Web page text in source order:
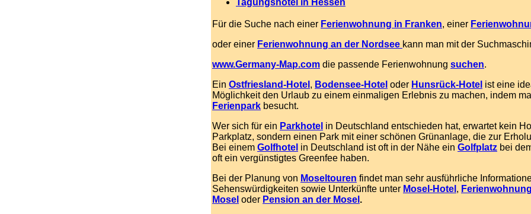
Tagungshotel in Hessen
Für die Suche nach einer Ferienwohnung in Franken, einer
oder einer Ferienwohnung an der Nordsee kann man mit der
www.Germany-Map.com die passende Ferienwohnung suchen.
Ein Ostfriesland-Hotel , Bodensee-Hotel oder Hunsrück-Hotel ist eine
Möglichkeit den Urlaub zu einem einmaligen Erlebnis zu machen, indem
Ferienpark besucht.
Wer sich für ein Parkhotel in Deutschland entschieden hat, erwartet kein
Parkplatz, sondern einen Park mit einer schönen Grünanlage, die zur
Bei einem Golfhotel in Deutschland ist oft in der Nähe ein Golfplatz bei
oft ein vergünstigtes Greenfee haben.
Bei der Planung von Moseltouren findet man sehr ausführliche
Sehenswürdigkeiten sowie Unterkünfte unter Mosel-Hotel ,
Mosel oder Pension an der Mosel .